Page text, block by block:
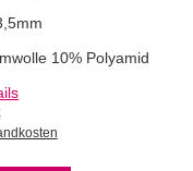
10% Polyamid